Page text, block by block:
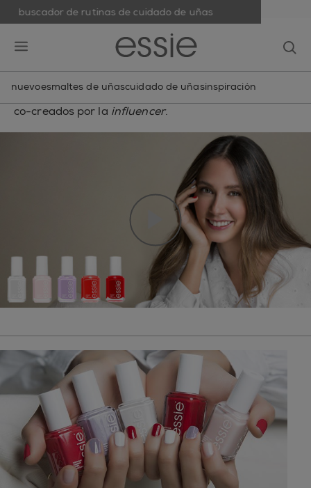
buscador de rutinas de cuidado de uñas
nuevoesmaltes de uñascuidado de uñasinspiración
'You are' collection by
Grace Villarreal
co-creados por la influencer.